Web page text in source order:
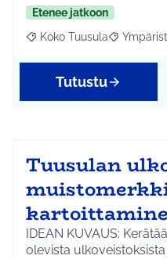
Etenee jatkoon
Rajaa tulokset aihepiirin
Koko Tuusula Rajaa
Tutustu
Tuusulan
IDEAN KUVAUS:
olevista